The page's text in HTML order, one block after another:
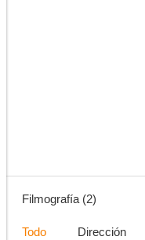
Filmografía (2)
Todo Dirección